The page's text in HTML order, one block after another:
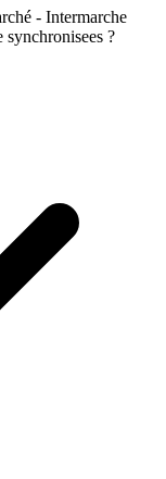
- Intermarche
?